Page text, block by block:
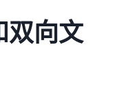
双向文